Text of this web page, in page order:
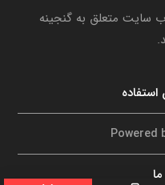
سایت متعلق به گنجینه
Powered